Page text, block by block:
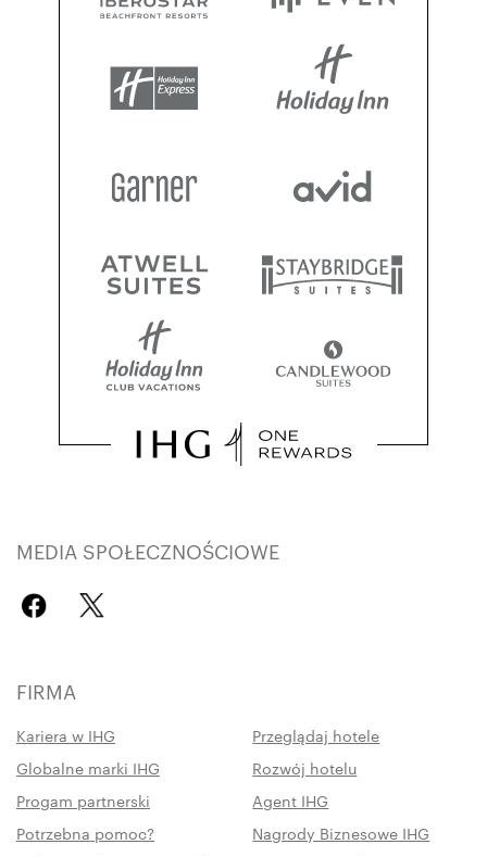
MEDIA SPOŁECZNOŚCIOWE
FIRMA
Kariera w IHG
Przeglądaj hotele
Globalne marki IHG
Rozwój hotelu
Progam partnerski
Agent IHG
Potrzebna pomoc?
Nagrody Biznesowe IHG